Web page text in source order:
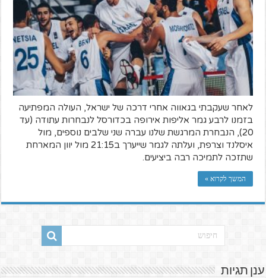
לאחר שעקבתי בגאווה אחרי דרכה של ישראל, העולה המפתיעה
בזמנו לרבע גמר אליפות אירופה בכדורסל לנבחרות עתודה (עד
20), הנבחרת המרגשת שלנו עברה שני שלבים נוספים, מול
איסלנד וצרפת, ועלתה לגמר שייערך ב21:15 מול יוון המארחת
שתזכה לתמיכה רבה ביציעים.
המשך לקרוא »
ענן תגיות